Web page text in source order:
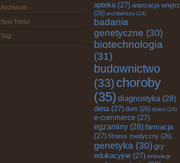
Archiwum
Spis Treści
Tagi
apteka (27) aranżacja wnętrz
(26) architektura (24)
badania
genetyczne (30)
biotechnologia
(31)
budownictwo
(33)choroby
(35) diagnostyka (28)
dieta (27) dom (26) dzieci (24)
e-commerce (27)
egzaminy (28)farmacja
(27) fitness medyczny (26)
genetyka (30) gry
edukacyjne (27) innowacje